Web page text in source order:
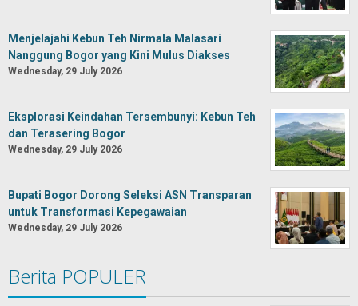
Menjelajahi Kebun Teh Nirmala Malasari
Nanggung Bogor yang Kini Mulus Diakses
Wednesday, 29 July 2026
Eksplorasi Keindahan Tersembunyi: Kebun Teh
dan Terasering Bogor
Wednesday, 29 July 2026
Bupati Bogor Dorong Seleksi ASN Transparan
untuk Transformasi Kepegawaian
Wednesday, 29 July 2026
Berita POPULER